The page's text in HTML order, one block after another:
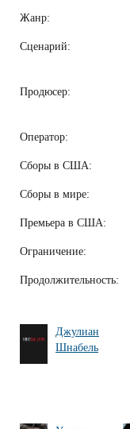
Жанр:
Сценарий:
Продюсер:
Оператор:
Сборы в США:
Сборы в мире:
Премьера в США:
Ограничение:
Продолжительность:
Джулиан
Шнабель